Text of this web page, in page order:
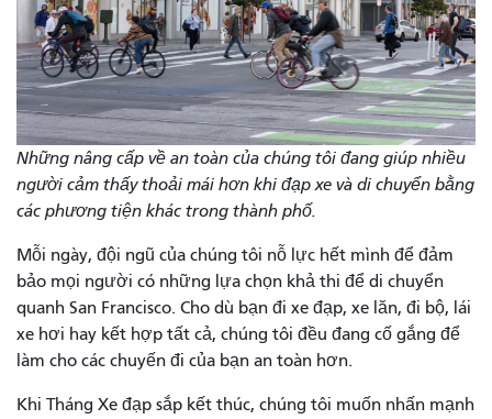
Những nâng cấp về an toàn của chúng tôi đang giúp nhiều
người cảm thấy thoải mái hơn khi đạp xe và di chuyển bằng
các phương tiện khác trong thành phố.
Mỗi ngày, đội ngũ của chúng tôi nỗ lực hết mình để đảm
bảo mọi người có những lựa chọn khả thi để di chuyển
quanh San Francisco. Cho dù bạn đi xe đạp, xe lăn, đi bộ, lái
xe hơi hay kết hợp tất cả, chúng tôi đều đang cố gắng để
làm cho các chuyến đi của bạn an toàn hơn.
Khi Tháng Xe đạp sắp kết thúc, chúng tôi muốn nhấn mạnh